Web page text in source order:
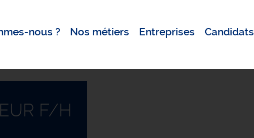
nous ? Nos métiers Entreprises Candidats
F/H